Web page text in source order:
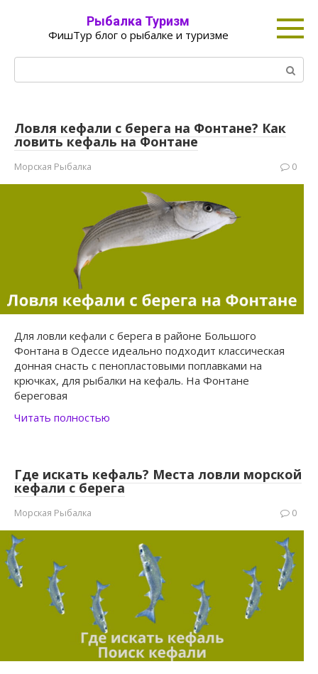
Рыбалка Туризм
ФишТур блог о рыбалке и туризме
Поиск:
Ловля кефали с берега на Фонтане? Как
ловить кефаль на Фонтане
Морская Рыбалка 0
Для ловли кефали с берега в районе Большого
Фонтана в Одессе идеально подходит классическая
донная снасть с пенопластовыми поплавками на
крючках, для рыбалки на кефаль. На Фонтане
береговая
Читать полностью
Где искать кефаль? Места ловли морской
кефали с берега
Морская Рыбалка 0